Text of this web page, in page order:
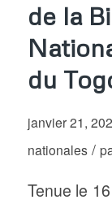
de la
du
janvier 21,
nationales /
Tenue le